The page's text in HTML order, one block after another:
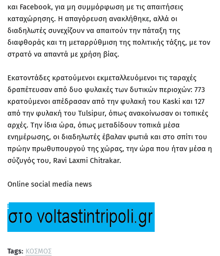
και Facebook, για μη συμμόρφωση με τις απαιτήσεις
καταχώρησης. Η απαγόρευση ανακλήθηκε, αλλά οι
διαδηλωτές συνεχίζουν να απαιτούν την πάταξη της
διαφθοράς και τη μεταρρύθμιση της πολιτικής τάξης, με τον
στρατό να απαντά με χρήση βίας.
Εκατοντάδες κρατούμενοι εκμεταλλευόμενοι τις ταραχές
δραπέτευσαν από δυο φυλακές των δυτικών περιοχών: 773
κρατούμενοι απέδρασαν από την φυλακή του Kaski και 127
από την φυλακή του Tulsipur, όπως ανακοίνωσαν οι τοπικές
αρχές. Την ίδια ώρα, όπως μεταδίδουν τοπικά μέσα
ενημέρωσης, οι διαδηλωτές έβαλαν φωτιά και στο σπίτι του
πρώην πρωθυπουργού της χώρας, την ώρα που ήταν μέσα η
σύζυγός του, Ravi Laxmi Chitrakar.
Online social media news
Tags: ΚΟΣΜΟΣ